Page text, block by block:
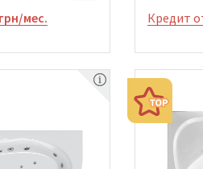
мес. Кредит